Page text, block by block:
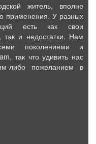
житель, вполне
применения. У разных
есть как свои
так и недостатки. Нам
поколениями и
так что удивить нас
либо пожеланием в